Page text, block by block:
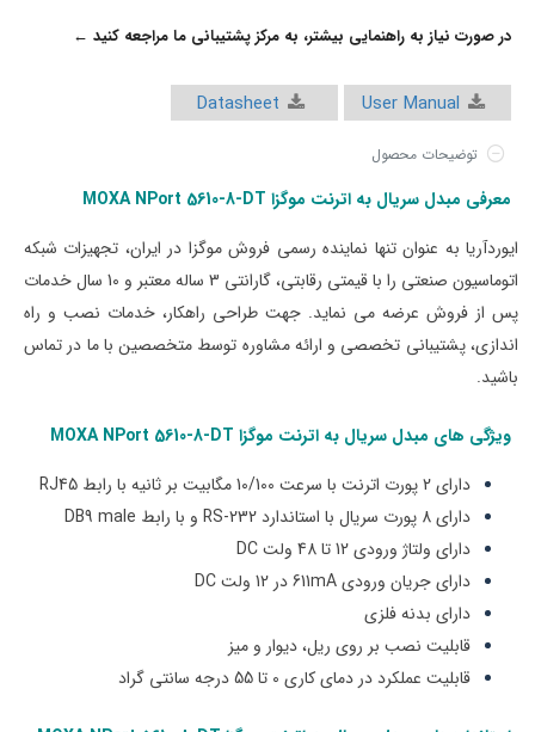
در صورت نیاز به راهنمایی بیشتر، به مرکز پشتیبانی ما مراجعه کنید ←
User Manual
Datasheet
توضیحات محصول
معرفی مبدل سریال به اترنت موگزا MOXA NPort 5610-8-DT
ایوردآریا به عنوان تنها نماینده رسمی فروش موگزا در ایران، تجهیزات شبکه
اتوماسیون صنعتی را با قیمتی‌ رقابتی، گارانتی 3 ساله معتبر و 10 سال خدمات
پس از فروش عرضه می نماید. جهت طراحی راهکار، خدمات نصب و راه
اندازی، پشتیبانی تخصصی و ارائه مشاوره توسط متخصصین با ما در تماس
باشید.
ویژگی های مبدل سریال به اترنت موگزا MOXA NPort 5610-8-DT
دارای 2 پورت اترنت با سرعت 10/100 مگابیت بر ثانیه با رابط RJ45
دارای 8 پورت سریال با استاندارد RS-232 و با رابط DB9 male
دارای ولتاژ ورودی 12 تا 48 ولت DC
دارای جریان ورودی 611mA در 12 ولت DC
دارای بدنه فلزی
قابلیت نصب بر روی ریل، دیوار و میز
قابلیت عملکرد در دمای کاری 0 تا 55 درجه سانتی گراد